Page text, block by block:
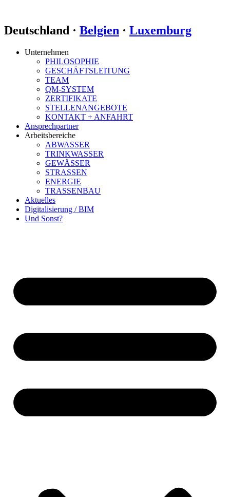
Deutschland · Belgien · Luxemburg
Unternehmen
PHILOSOPHIE
GESCHÄFTSLEITUNG
TEAM
QM-SYSTEM
ZERTIFIKATE
STELLENANGEBOTE
KONTAKT + ANFAHRT
Ansprechpartner
Arbeitsbereiche
ABWASSER
TRINKWASSER
GEWÄSSER
STRASSEN
ENERGIE
TRASSENBAU
Aktuelles
Digitalisierung / BIM
Und Sonst?